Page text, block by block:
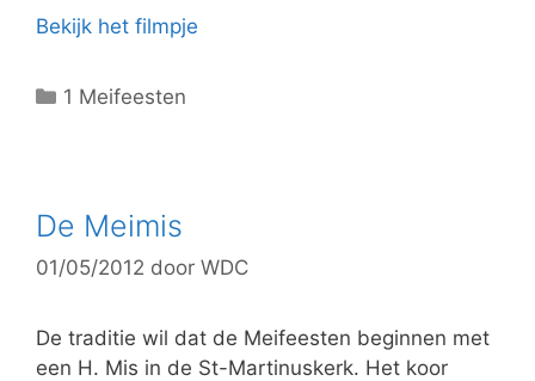
Bekijk het filmpje
C
g
o
r
e
ë
1 Meifeesten
De Meimis
01/05/2012 door WDC
De traditie wil dat de Meifeesten beginnen met
een H. Mis in de St-Martinuskerk. Het koor